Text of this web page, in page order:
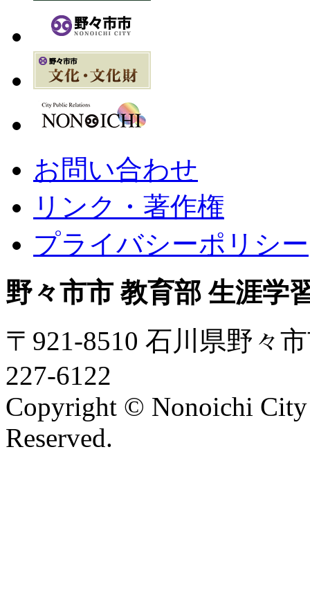
お問い合わせ
リンク・著作権
プライバシーポリシー
野々市市 教育部 生涯学
〒921-8510 石川県野々
227-6122
Copyright © Nonoichi
Reserved.